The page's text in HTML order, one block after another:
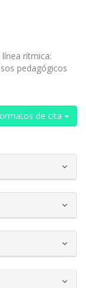
rítmica:
pedagógicos
de cita